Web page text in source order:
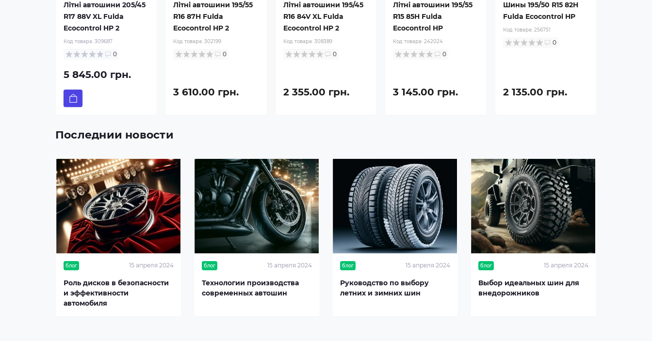
Літні автошини 205/45
R17 88V XL Fulda
Ecocontrol HP 2
Код товара: 309687
0
5 845.00 грн.
Літні автошини 195/55
R16 87H Fulda
Ecocontrol HP 2
Код товара:302199
0
3 610.00 грн.
Літні автошини 195/45
R16 84V XL Fulda
Ecocontrol HP 2
Код товара: 308389
0
2 355.00 грн.
Літні автошини 195/55
R15 85H Fulda
Ecocontrol HP
Код товара:242024
0
3 145.00 грн.
Шины 195/50 R15 82H
Fulda Ecocontrol HP
Код товара: 256751
0
2 135.00 грн.
Последнии новости
блог 15 апреля 2024
Роль дисков в безопасности
и эффективности
автомобиля
блог 15 апреля 2024
Технологии производства
современных автошин
блог 15 апреля 2024
Руководство по выбору
летних и зимних шин
блог 15 апреля 2024
Выбор идеальных шин для
внедорожников